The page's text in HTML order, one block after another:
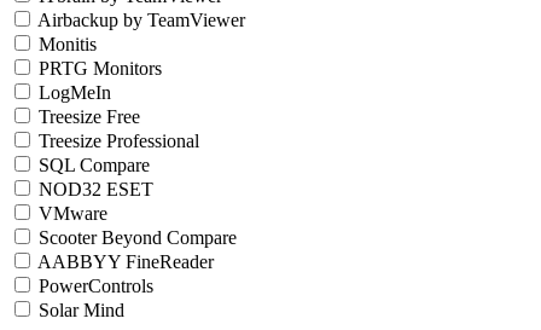
Airbackup by TeamViewer
Monitis
PRTG Monitors
LogMeIn
Treesize Free
Treesize Professional
SQL Compare
NOD32 ESET
VMware
Scooter Beyond Compare
AABBYY FineReader
PowerControls
Solar Mind